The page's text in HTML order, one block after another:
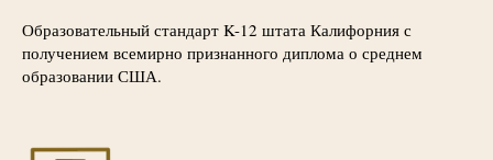
Образовательный стандарт K-12 штата Калифорния с
получением всемирно признанного диплома о среднем
образовании США.